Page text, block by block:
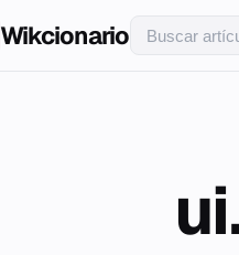
Wikcionario